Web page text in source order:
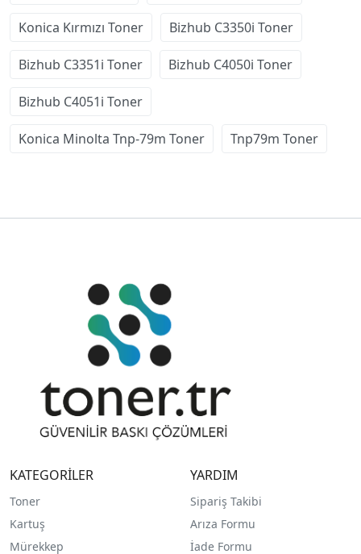
Konica Kırmızı Toner Bizhub C3350i Toner
Bizhub C3351i Toner Bizhub C4050i Toner
Bizhub C4051i Toner
Konica Minolta Tnp-79m Toner Tnp79m Toner
KATEGORİLER
Toner
Kartuş
Mürekkep
YARDIM
Sipariş Takibi
Arıza Formu
İade Formu